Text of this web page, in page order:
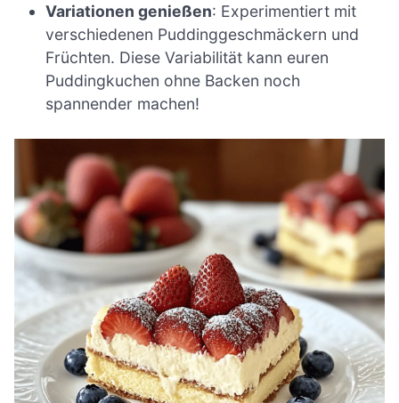
Variationen genießen: Experimentiert mit
verschiedenen Puddinggeschmäckern und
Früchten. Diese Variabilität kann euren
Puddingkuchen ohne Backen noch
spannender machen!